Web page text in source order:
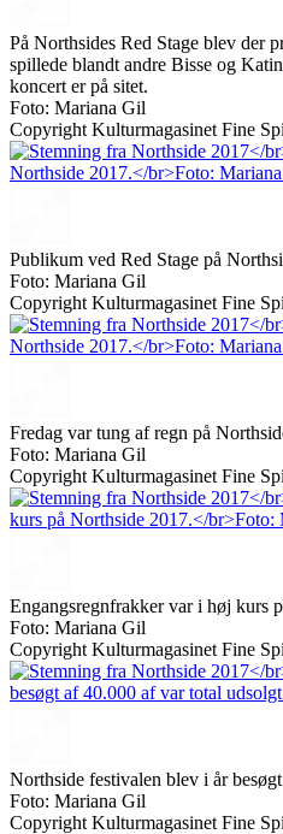
På Northsides Red Stage blev der
spillede blandt andre Bisse og
koncert er på sitet.
Foto: Mariana Gil
Copyright Kulturmagasinet Fine
Publikum ved Red Stage på
Foto: Mariana Gil
Copyright Kulturmagasinet Fine
Fredag var tung af regn på
Foto: Mariana Gil
Copyright Kulturmagasinet Fine
Engangsregnfrakker var i høj kurs
Foto: Mariana Gil
Copyright Kulturmagasinet Fine
Northside festivalen blev i år
Foto: Mariana Gil
Copyright Kulturmagasinet Fine